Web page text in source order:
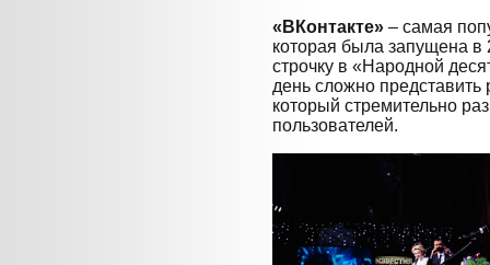
«ВКонтакте» – самая
которая была запущена в
строчку в «Народной
день сложно представить
который стремительно
пользователей.